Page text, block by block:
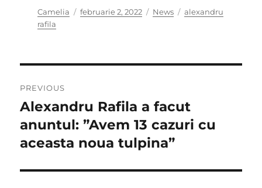
Author
Camelia
Posted
februarie 2, 2022 Categories
News Tags
alexandru
rafila
în
articole
PREVIOUS
Previous
post:
Alexandru Rafila a facut
anuntul: ”Avem 13 cazuri cu
aceasta noua tulpina”